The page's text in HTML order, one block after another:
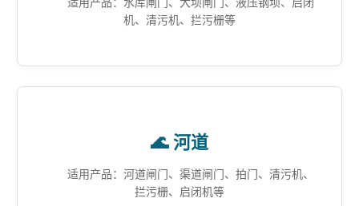
适用产品：水库闸门、大坝闸门、液压钢坝、启闭
机、清污机、拦污栅等
🌊 河道
适用产品：河道闸门、渠道闸门、拍门、清污机、
拦污栅、启闭机等